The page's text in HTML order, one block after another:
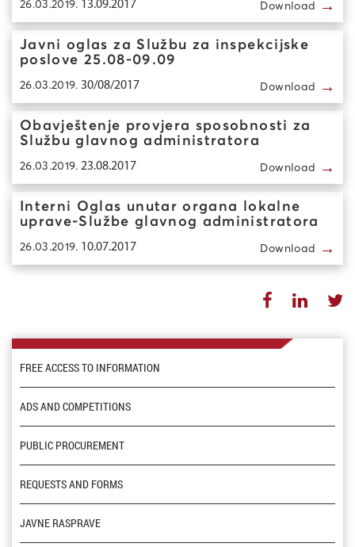
26.03.2019. Download →
13.09.2017
Javni oglas za Službu za inspekcijske
poslove 25.08-09.09
26.03.2019. Download →
30/08/2017
Obavještenje provjera sposobnosti za
Službu glavnog administratora
26.03.2019. Download →
23.08.2017
Interni Oglas unutar organa lokalne
uprave-Službe glavnog administratora
26.03.2019. Download →
10.07.2017
FREE ACCESS TO INFORMATION
ADS AND COMPETITIONS
PUBLIC PROCUREMENT
REQUESTS AND FORMS
JAVNE RASPRAVE